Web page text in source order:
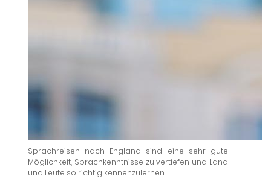
Sprachreisen nach England sind eine sehr gute
Möglichkeit, Sprachkenntnisse zu vertiefen und Land
und Leute so richtig kennenzulernen.